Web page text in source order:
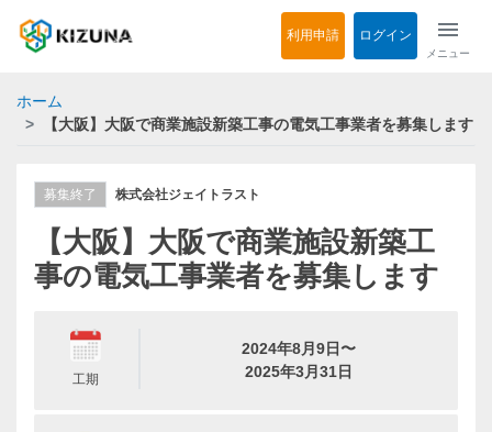
利用申請 ログイン menu
メニュー
ホーム
【大阪】大阪で商業施設新築工事の電気工事業者を募集します
募集終了 株式会社ジェイトラスト
【大阪】大阪で商業施設新築工
事の電気工事業者を募集します
工期
2024年8月9日〜
2025年3月31日